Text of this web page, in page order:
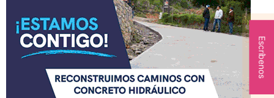
Escríbenos